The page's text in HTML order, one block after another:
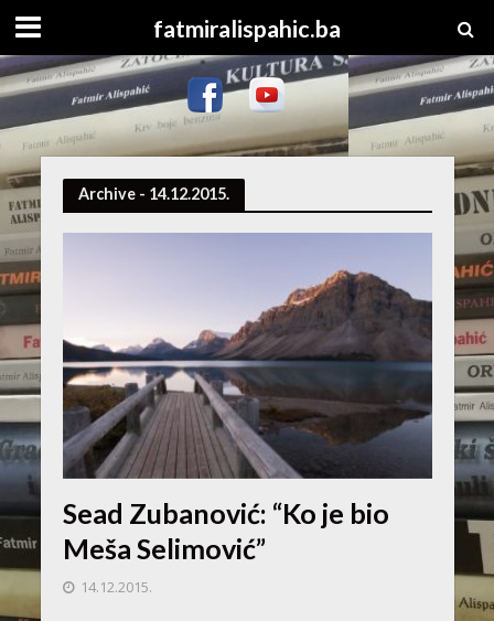
fatmiralispahic.ba
Archive - 14.12.2015.
Sead Zubanović: “Ko je bio
Meša Selimović”
14.12.2015.